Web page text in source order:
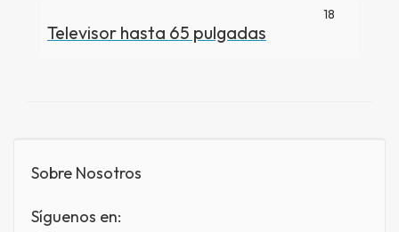
Televisor hasta 65 pulgadas
18
Sobre Nosotros
Síguenos en: